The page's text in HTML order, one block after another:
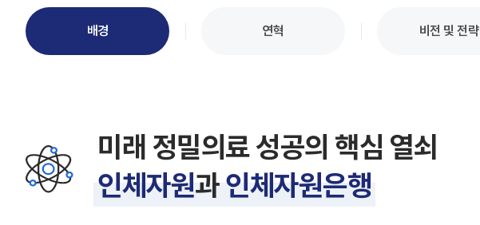
배경 연혁 비전 및 전략
미래 정밀의료 성공의 핵심 열쇠
인체자원과인체자원은행